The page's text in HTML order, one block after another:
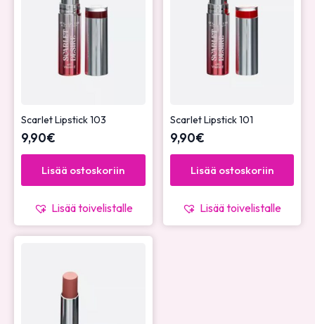
Scarlet Lipstick 103
9,90€
Lisää ostoskoriin
Lisää toivelistalle
Scarlet Lipstick 101
9,90€
Lisää ostoskoriin
Lisää toivelistalle